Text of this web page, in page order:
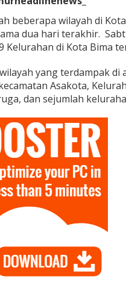
beberapa wilayah di
dua hari terakhir.
Kelurahan di Kota Bima
yang terdampak di
Asakota,
dan sejumlah